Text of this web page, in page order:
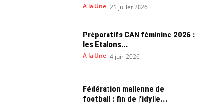
A la Une 21 juillet 2026
Préparatifs CAN féminine 2026 :
les Etalons...
A la Une 4 juin 2026
Fédération malienne de
football : fin de l’idylle...